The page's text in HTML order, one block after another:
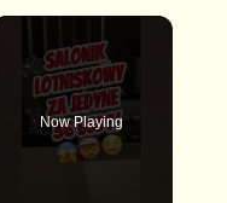
Now Playing